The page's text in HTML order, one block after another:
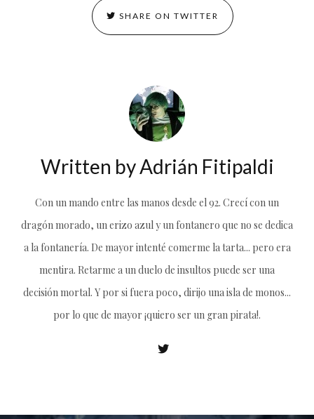
SHARE ON TWITTER
Written byAdrián Fitipaldi
Con un mando entre las manos desde el 92. Crecí con un
dragón morado, un erizo azul y un fontanero que no se dedica
a la fontanería. De mayor intenté comerme la tarta... pero era
mentira. Retarme a un duelo de insultos puede ser una
decisión mortal. Y por si fuera poco, dirijo una isla de monos...
por lo que de mayor ¡quiero ser un gran pirata!.